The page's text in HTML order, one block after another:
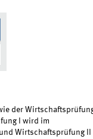
der
I wird im
Wirtschaftsprüfung II